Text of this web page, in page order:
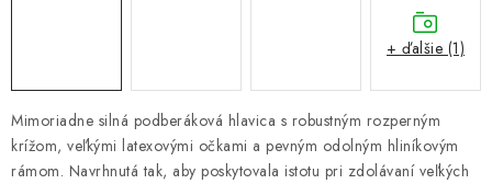
PRÚTY
KONTAKTY
Mimoriadne silná podberáková hlavica s robustným rozperným
krížom, veľkými latexovými očkami a pevným odolným hliníkovým
rámom. Navrhnutá tak, aby poskytovala istotu pri zdolávaní veľkých
+ ďalšie (1)